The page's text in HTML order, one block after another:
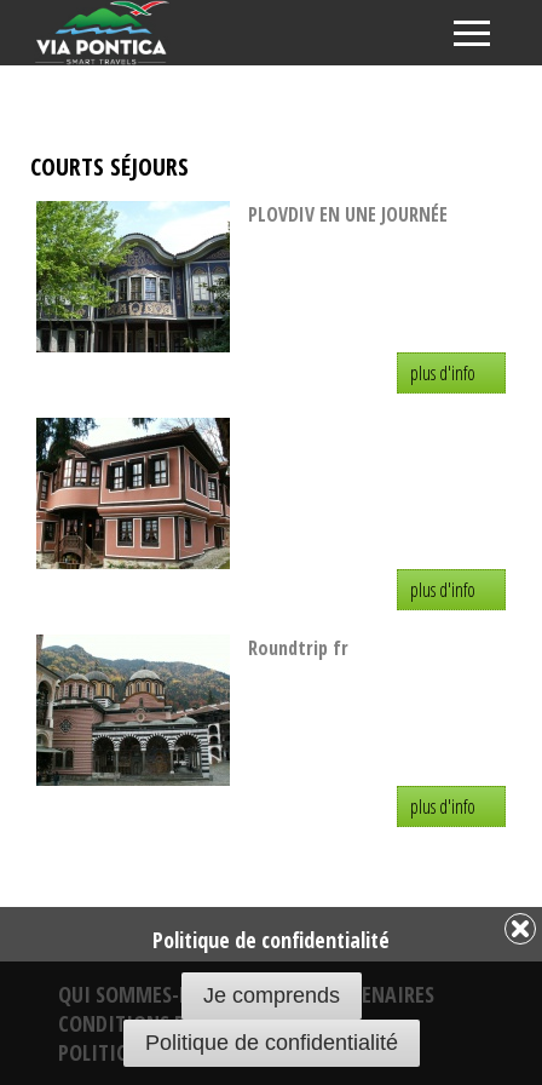
COURTS SÉJOURS
PLOVDIV EN UNE JOURNÉE
plus d'info
plus d'info
Roundtrip fr
plus d'info
QUI SOMMES-NOUS
NOS PARTENAIRES
CONDITIONS DE VENTE
POLITIQUE DE CONFIDENTIALITÉ
Politique de confidentialité
Je comprends
Politique de confidentialité